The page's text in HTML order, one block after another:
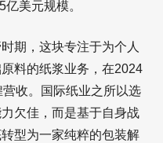
美元规模。
期，这块专注于为个人
料的纸浆业务，在2024
收。国际纸业之所以选
欠佳，而是基于自身战
型为一家纯粹的包装解